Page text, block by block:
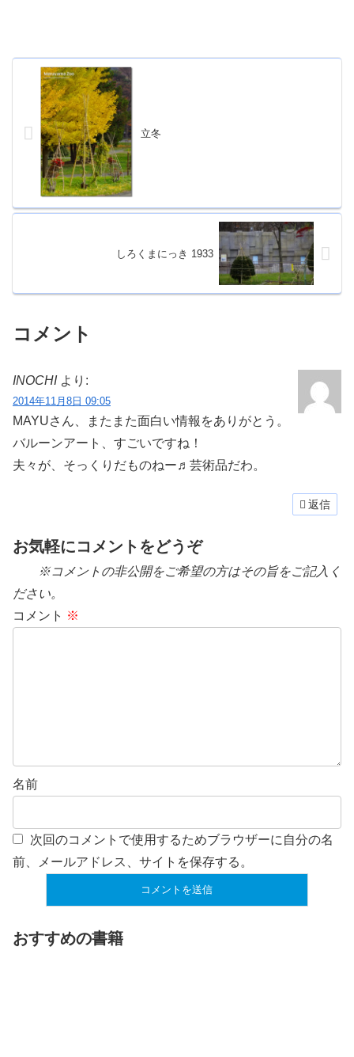
立冬
しろくまにっき 1933
コメント
INOCHI より:
2014年11月8日 09:05
MAYUさん、またまた面白い情報をありがとう。
バルーンアート、すごいですね！
夫々が、そっくりだものねー♬芸術品だわ。
返信
お気軽にコメントをどうぞ
※コメントの非公開をご希望の方はその旨をご記入く
ださい。
コメント ※
名前
次回のコメントで使用するためブラウザーに自分の名
前、メールアドレス、サイトを保存する。
おすすめの書籍